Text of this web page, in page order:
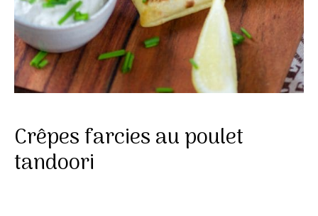
Crêpes farcies au poulet
tandoori